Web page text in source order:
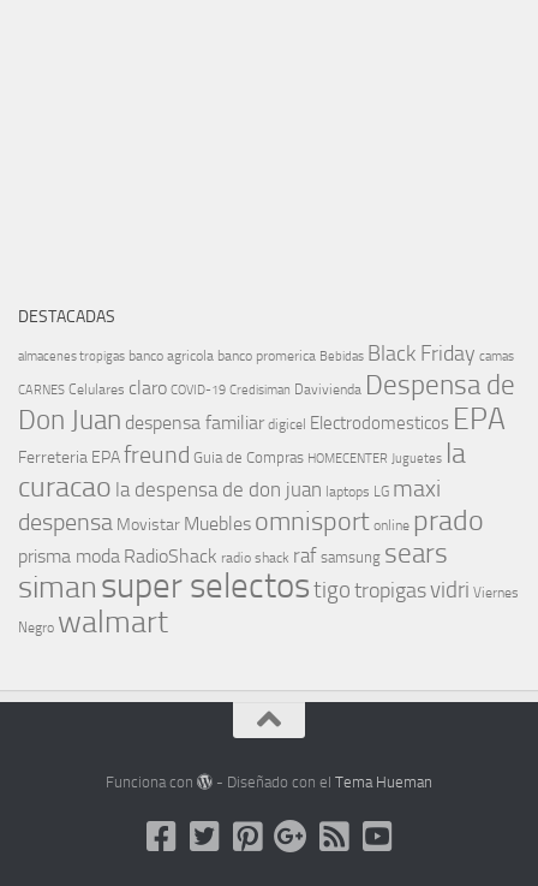
DESTACADAS
almacenes tropigas banco agricola banco promerica Bebidas Black Friday camas
CARNES Celulares claro COVID-19 Credisiman Davivienda Despensa de
Don Juan despensa familiar digicel Electrodomesticos EPA
Ferreteria EPAfreund Guia de Compras HOMECENTER Juguetes la
curacao la despensa de don juan laptops LG maxi
despensa Movistar Muebles omnisport online prado
prisma moda RadioShack radio shack raf samsung sears
simansuper selectostigotropigasvidri Viernes
Negro walmart
Funciona con - Diseñado con elTema Hueman